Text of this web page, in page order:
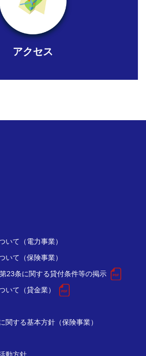
アクセス
いて（電力事業）
いて（保険事業）
23条に関する貸付条件等の掲示
いて（貸金業）
関する基本方針（保険事業）
動方針